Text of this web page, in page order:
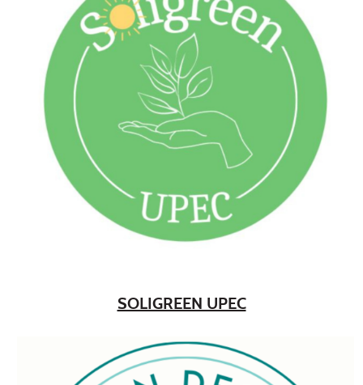
SOLIGREEN UPEC